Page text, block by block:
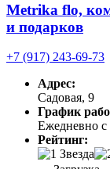
Metrika flo,
и подарков
+7 (917) 243-69-73
Адрес:
Садовая, 9
График
Ежедневно с
Рейтинг: